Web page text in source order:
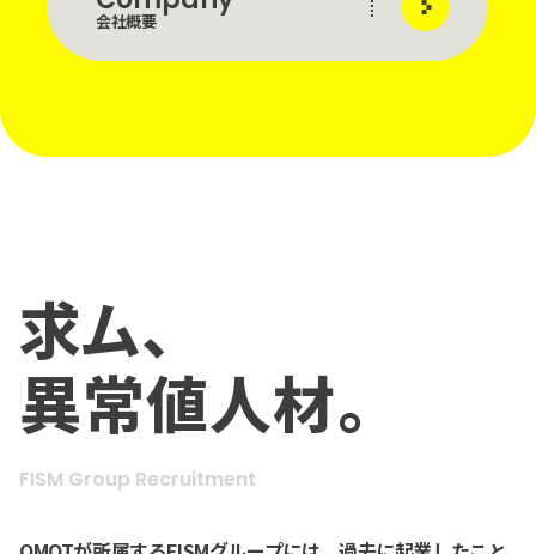
会社概要
求ム、
異常値人材。
FISM Group Recruitment